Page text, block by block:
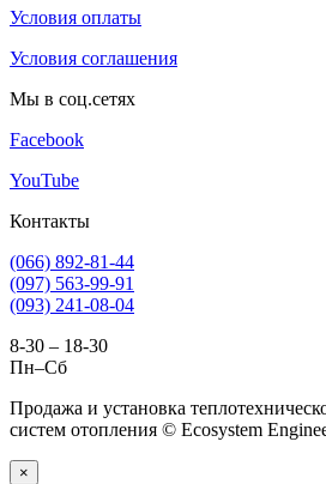
Условия оплаты
Условия соглашения
Мы в соц.сетях
Facebook
YouTube
Контакты
(066) 892-81-44
(097) 563-99-91
(093) 241-08-04
8-30 – 18-30
Пн–Сб
Продажа и установка
систем отопления © Ecosystem
×